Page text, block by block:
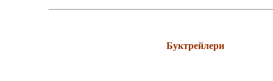
Буктрейлери